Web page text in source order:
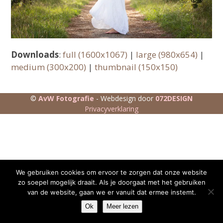
Downloads:full (1600x1067) | large (980x654) |
medium (300x200) |thumbnail (150x150)
© AvW Fotografie - Webdesign door 072DESIGN
Privacyverklaring
We gebruiken cookies om ervoor te zorgen dat onze website
zo soepel mogelijk draait. Als je doorgaat met het gebruiken
van de website, gaan we er vanuit dat ermee instemt.
Ok Meer lezen